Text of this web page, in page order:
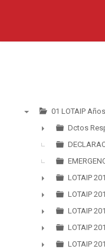
01 LOTAIP
►
Dctos
►
LOTAIP
►
LOTAIP
►
LOTAIP
►
LOTAIP
LOTAIP